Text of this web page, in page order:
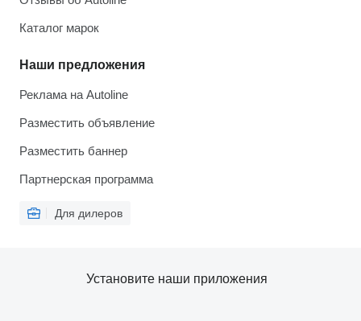
Каталог марок
Наши предложения
Реклама на Autoline
Разместить объявление
Разместить баннер
Партнерская программа
Для дилеров
Установите наши приложения